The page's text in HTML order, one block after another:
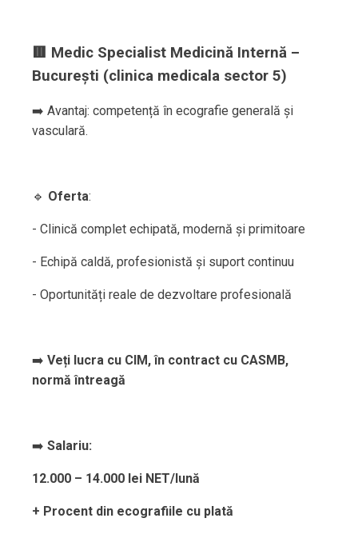
🟥 Medic Specialist Medicină Internă –
București (clinica medicala sector 5)
➡️ Avantaj: competență în ecografie generală și
vasculară.
🔹 Oferta:
- Clinică complet echipată, modernă și primitoare
- Echipă caldă, profesionistă și suport continuu
- Oportunități reale de dezvoltare profesională
➡️ Veți lucra cu CIM, în contract cu CASMB,
normă întreagă
➡️ Salariu:
12.000 – 14.000 lei NET/lună
+ Procent din ecografiile cu plată